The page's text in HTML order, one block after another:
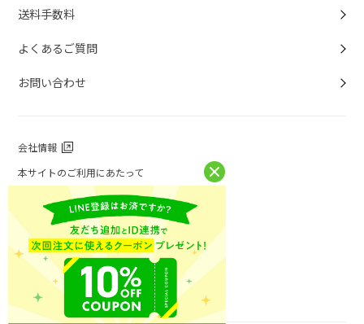
送料手数料
よくあるご質問
お問い合わせ
会社情報
本サイトのご利用にあたって
個人情報保護方針
個人情報取扱について
特定商取引法に基づく表記
お問い合わせ
ニチレイフーズ公式ホームページ